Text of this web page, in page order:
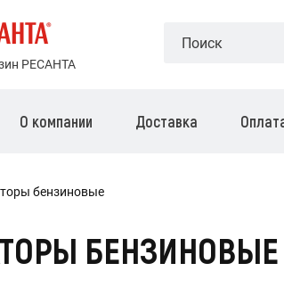
РЕСАНТА
О компании Доставка
бензиновые
БЕНЗИНОВЫЕ